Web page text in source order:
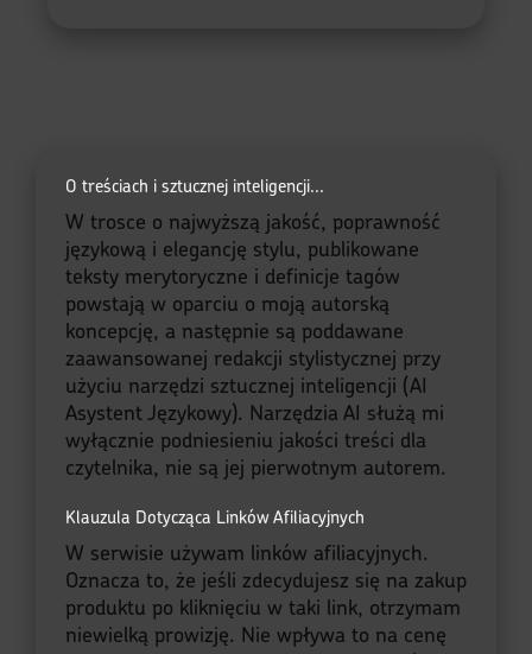
O treściach i sztucznej inteligencji...
W trosce o najwyższą jakość, poprawność
językową i elegancję stylu, publikowane
teksty merytoryczne i definicje tagów
powstają w oparciu o moją autorską
koncepcję, a następnie są poddawane
zaawansowanej redakcji stylistycznej przy
użyciu narzędzi sztucznej inteligencji (AI
Asystent Językowy). Narzędzia AI służą mi
wyłącznie podniesieniu jakości treści dla
czytelnika, nie są jej pierwotnym autorem.
Klauzula Dotycząca Linków Afiliacyjnych
W serwisie używam linków afiliacyjnych.
Oznacza to, że jeśli zdecydujesz się na zakup
produktu po kliknięciu w taki link, otrzymam
niewielką prowizję. Nie wpływa to na cenę